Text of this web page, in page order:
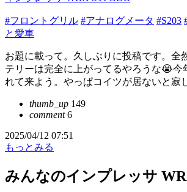
#フロントグリル #アナログメータ #S203
と愛車
お題に載って。久しぶりに投稿です。全
テリーは完全に上がってるやろうな😭今
れて来よう。やっぱコイツが居ないと寂
thumb_up 149
comment6
2025/04/12 07:51
もっとみる
みんなのインプレッサ